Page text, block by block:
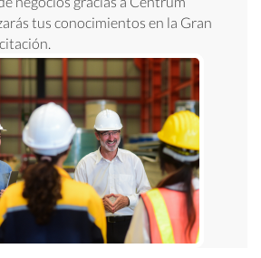
tus conocimientos en la Gran